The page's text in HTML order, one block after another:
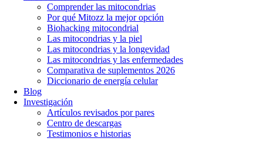
Comprender las mitocondrias
Por qué Mitozz la mejor opción
Biohacking mitocondrial
Las mitocondrias y la piel
Las mitocondrias y la longevidad
Las mitocondrias y las enfermedades
Comparativa de suplementos 2026
Diccionario de energía celular
Blog
Investigación
Artículos revisados por pares
Centro de descargas
Testimonios e historias